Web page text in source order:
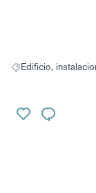
Resultados al filtrar
Edificio,